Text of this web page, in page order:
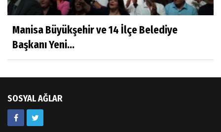
Hatice CAVULDAK
Av.Ahmet ÖZDEMİR
Manisa Büyükşehir ve 14 İlçe Belediye
Başkanı Yeni...
SOSYAL AĞLAR